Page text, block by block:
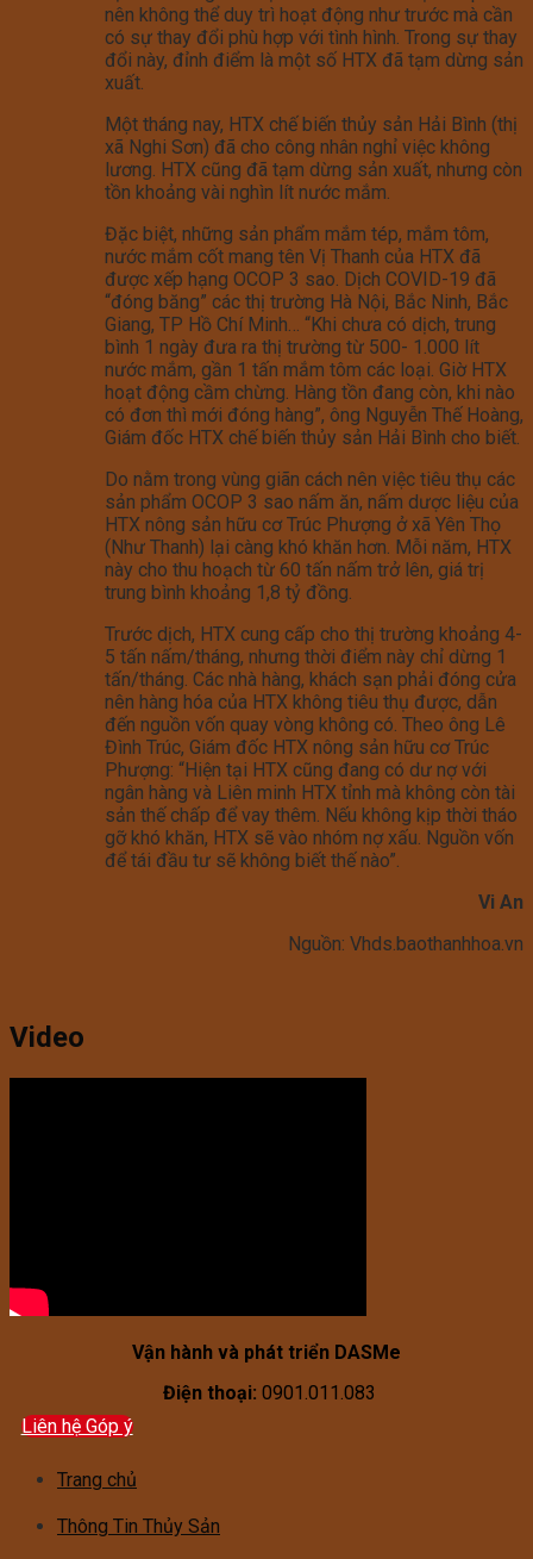
nên không thể duy trì hoạt động như trước mà cần
có sự thay đổi phù hợp với tình hình. Trong sự thay
đổi này, đỉnh điểm là một số HTX đã tạm dừng sản
xuất.
Một tháng nay, HTX chế biến thủy sản Hải Bình (thị
xã Nghi Sơn) đã cho công nhân nghỉ việc không
lương. HTX cũng đã tạm dừng sản xuất, nhưng còn
tồn khoảng vài nghìn lít nước mắm.
Đặc biệt, những sản phẩm mắm tép, mắm tôm,
nước mắm cốt mang tên Vị Thanh của HTX đã
được xếp hạng OCOP 3 sao. Dịch COVID-19 đã
“đóng băng” các thị trường Hà Nội, Bắc Ninh, Bắc
Giang, TP Hồ Chí Minh… “Khi chưa có dịch, trung
bình 1 ngày đưa ra thị trường từ 500- 1.000 lít
nước mắm, gần 1 tấn mắm tôm các loại. Giờ HTX
hoạt động cầm chừng. Hàng tồn đang còn, khi nào
có đơn thì mới đóng hàng”, ông Nguyễn Thế Hoàng,
Giám đốc HTX chế biến thủy sản Hải Bình cho biết.
Do nằm trong vùng giãn cách nên việc tiêu thụ các
sản phẩm OCOP 3 sao nấm ăn, nấm dược liệu của
HTX nông sản hữu cơ Trúc Phượng ở xã Yên Thọ
(Như Thanh) lại càng khó khăn hơn. Mỗi năm, HTX
này cho thu hoạch từ 60 tấn nấm trở lên, giá trị
trung bình khoảng 1,8 tỷ đồng.
Trước dịch, HTX cung cấp cho thị trường khoảng 4-
5 tấn nấm/tháng, nhưng thời điểm này chỉ dừng 1
tấn/tháng. Các nhà hàng, khách sạn phải đóng cửa
nên hàng hóa của HTX không tiêu thụ được, dẫn
đến nguồn vốn quay vòng không có. Theo ông Lê
Đình Trúc, Giám đốc HTX nông sản hữu cơ Trúc
Phượng: “Hiện tại HTX cũng đang có dư nợ với
ngân hàng và Liên minh HTX tỉnh mà không còn tài
sản thế chấp để vay thêm. Nếu không kịp thời tháo
gỡ khó khăn, HTX sẽ vào nhóm nợ xấu. Nguồn vốn
để tái đầu tư sẽ không biết thế nào”.
Vi An
Nguồn: Vhds.baothanhhoa.vn
Video
Vận hành và phát triển DASMe
Điện thoại: 0901.011.083
Liên hệ Góp ý
Trang chủ
Thông Tin Thủy Sản